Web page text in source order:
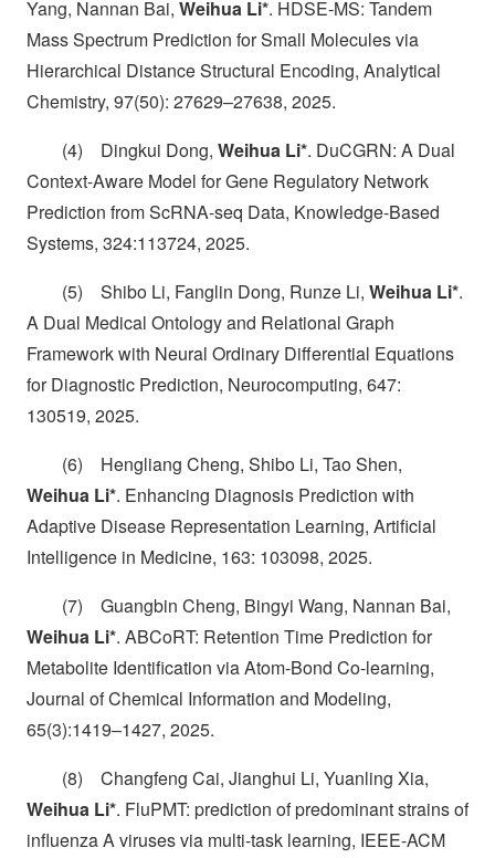
Yang, Nannan Bai, Weihua Li*. HDSE-MS: Tandem
Mass Spectrum Prediction for Small Molecules via
Hierarchical Distance Structural Encoding, Analytical
Chemistry, 97(50): 27629–27638, 2025.
(4) Dingkui Dong, Weihua Li*. DuCGRN: A Dual
Context-Aware Model for Gene Regulatory Network
Prediction from ScRNA-seq Data, Knowledge-Based
Systems, 324:113724, 2025.
(5) Shibo Li, Fanglin Dong, Runze Li, Weihua Li*.
A Dual Medical Ontology and Relational Graph
Framework with Neural Ordinary Differential Equations
for Diagnostic Prediction, Neurocomputing, 647:
130519, 2025.
(6) Hengliang Cheng, Shibo Li, Tao Shen,
Weihua Li*. Enhancing Diagnosis Prediction with
Adaptive Disease Representation Learning, Artificial
Intelligence in Medicine, 163: 103098, 2025.
(7) Guangbin Cheng, Bingyi Wang, Nannan Bai,
Weihua Li*. ABCoRT: Retention Time Prediction for
Metabolite Identification via Atom-Bond Co-learning,
Journal of Chemical Information and Modeling,
65(3):1419–1427, 2025.
(8) Changfeng Cai, Jianghui Li, Yuanling Xia,
Weihua Li*. FluPMT: prediction of predominant strains of
influenza A viruses via multi-task learning, IEEE-ACM